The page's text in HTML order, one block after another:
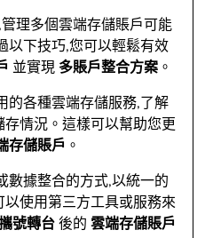
理多個雲端存儲賬戶可能
以下技巧,您可以輕鬆有效
並實現 多賬戶整合方案 。
的各種雲端存儲服務,了解
情況。這樣可以幫助您更
存儲賬戶 。
數據整合的方式,以統一的
使用第三方工具或服務來
號轉台後的雲端存儲賬戶